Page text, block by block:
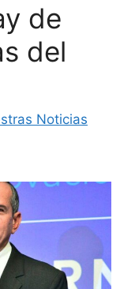
de
del
Noticias